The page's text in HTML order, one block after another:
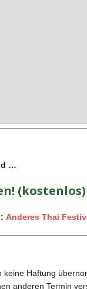
…
Anderes Thai
Haftung
anderen Termin